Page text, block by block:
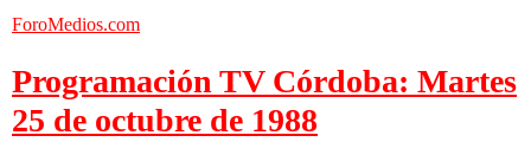
ForoMedios.com
Programación TV Córdoba: Martes
25 de octubre de 1988